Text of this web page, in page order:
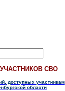
СВО
доступных участникам
области